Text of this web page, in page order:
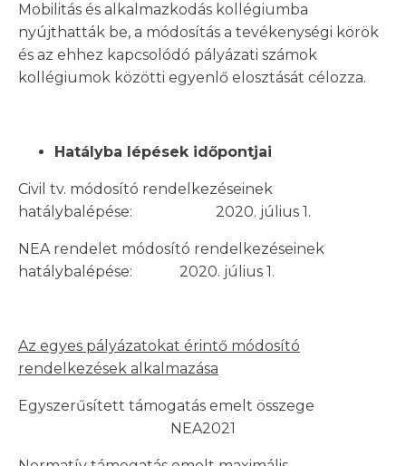
Mobilitás és alkalmazkodás kollégiumba
nyújthatták be, a módosítás a tevékenységi körök
és az ehhez kapcsolódó pályázati számok
kollégiumok közötti egyenlő elosztását célozza.
Hatályba lépések időpontjai
Civil tv. módosító rendelkezéseinek
hatálybalépése: 2020. július 1.
NEA rendelet módosító rendelkezéseinek
hatálybalépése: 2020. július 1.
Az egyes pályázatokat érintő módosító
rendelkezések alkalmazása
Egyszerűsített támogatás emelt összege
NEA2021